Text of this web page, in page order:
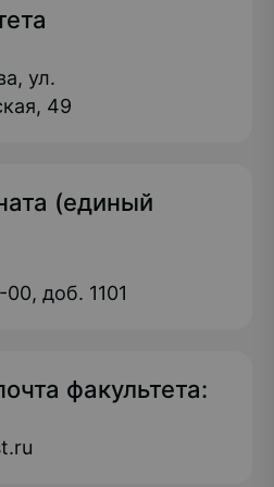
ул.
49
(единый
доб. 1101
факультета: